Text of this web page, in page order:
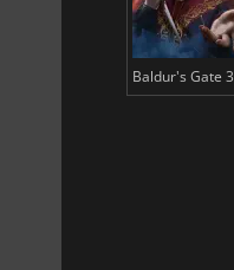
Baldur's Gate 3